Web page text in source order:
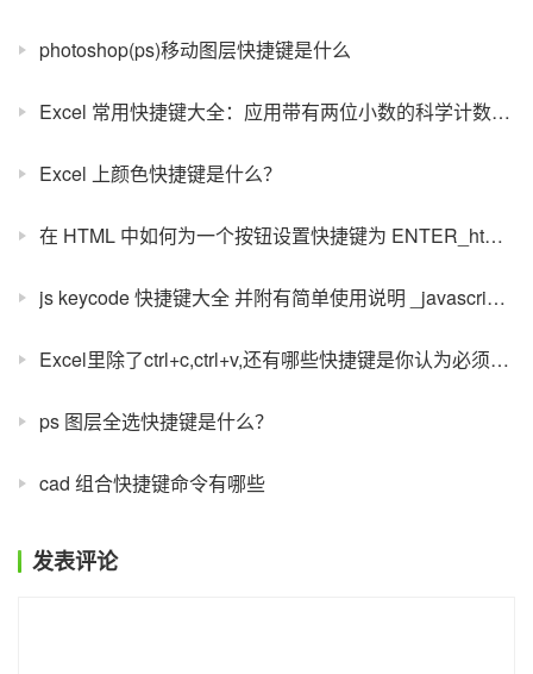
photoshop(ps)移动图层快捷键是什么
Excel 常用快捷键大全：应用带有两位小数的科学计数格式
Excel 上颜色快捷键是什么？
在 HTML 中如何为一个按钮设置快捷键为 ENTER_html/css_WEB
js keycode 快捷键大全 并附有简单使用说明 _javascript 技巧
Excel里除了ctrl+c,ctrl+v,还有哪些快捷键是你认为必须掌握的？
ps 图层全选快捷键是什么？
cad 组合快捷键命令有哪些
发表评论